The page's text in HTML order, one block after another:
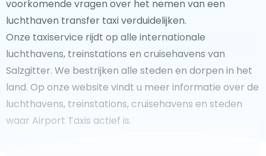
voorkomende vragen over het nemen van een
luchthaven transfer taxi verduidelijken.
Onze taxiservice rijdt op alle internationale
luchthavens, treinstations en cruisehavens van
Salzgitter. We bestrijken alle steden en dorpen in het
land. Op onze website vindt u meer informatie over de
luchthavens, treinstations, cruisehavens en steden
waar Airport Taxis actief is.